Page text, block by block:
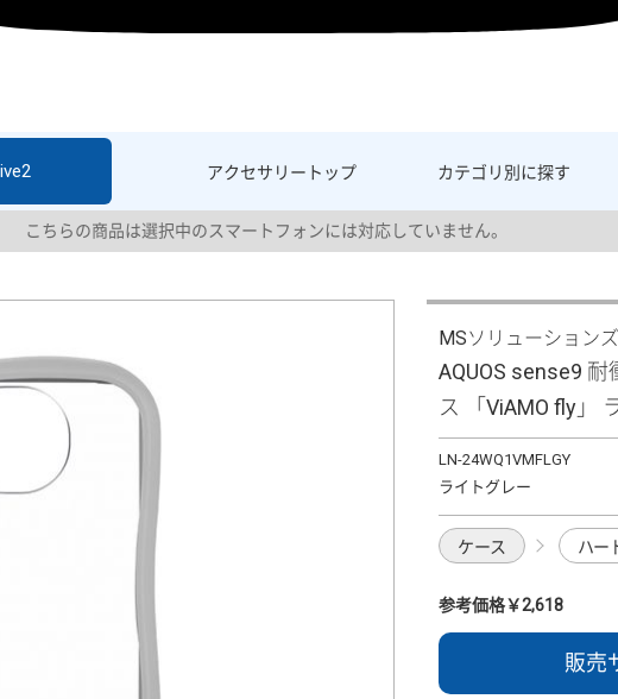
アクセサリー トップ カテゴリ別に探す
こちらの商品は選択中のスマートフォンには対応していません。
MSソリューションズ
AQUOS sense9
ス 「ViAMO fly」
LN-24WQ1VMFLGY
ライトグレー
ケース ハー
参考価格￥2,618
販売